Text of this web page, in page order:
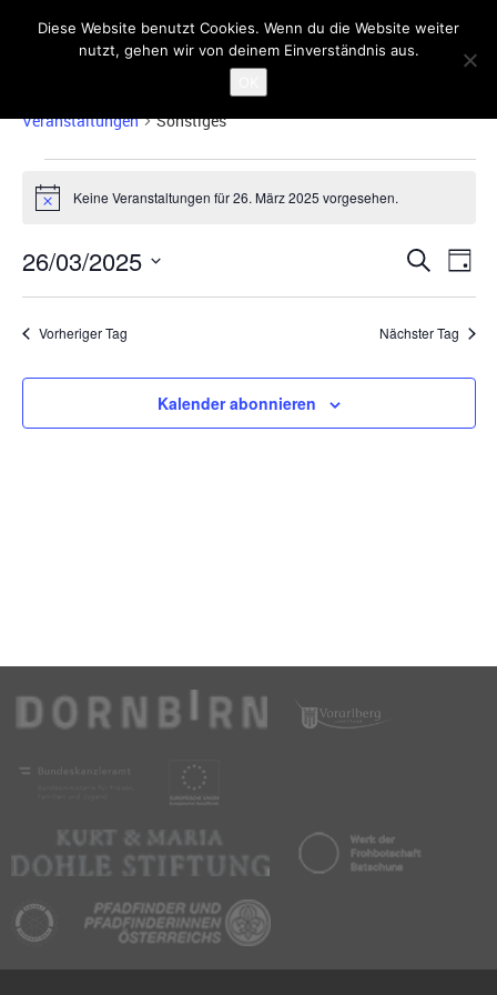
Veranstaltungen Sonstiges
für
März
2025
HinweisKeine Veranstaltungen für 26. März 2025 vorgesehen.
SucheTag
26/03/2025
Vorheriger Tag Nächster Tag
Kalender abonnieren
Diese Website benutzt Cookies. Wenn du die Website weiter
nutzt, gehen wir von deinem Einverständnis aus.